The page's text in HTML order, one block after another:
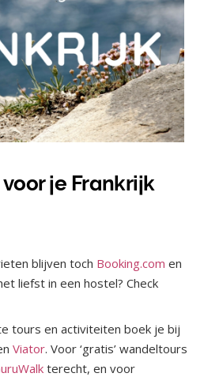
je Frankrijk
blijven toch Booking.com en
liefst in een hostel? Check
tours en activiteiten boek je bij
Viator. Voor ‘gratis’ wandeltours
terecht, en voor